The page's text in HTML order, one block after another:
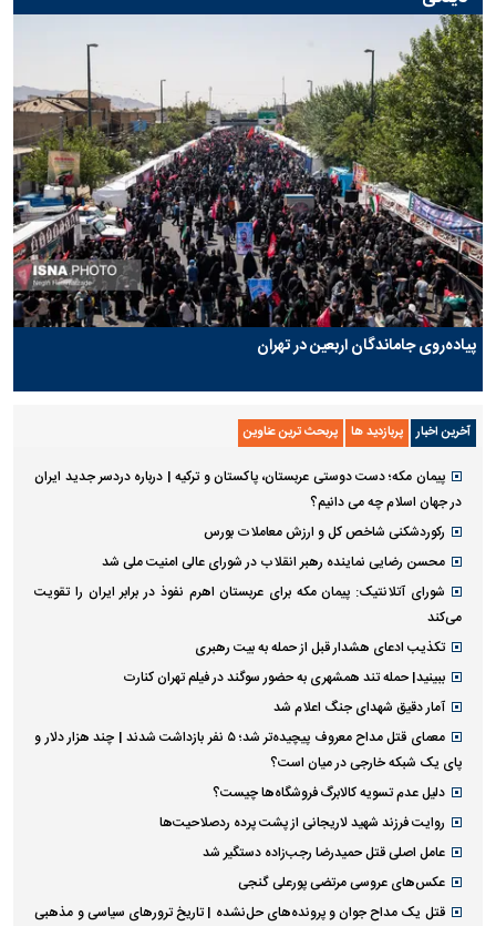
پیاده‌روی جاماندگان اربعین در تهران
آخرین اخبار پربازدید ها پربحث ترین عناوین
پیمان مکه؛ دست دوستی عربستان، پاکستان و ترکیه | درباره دردسر جدید ایران
در جهان اسلام چه می دانیم؟
رکوردشکنی شاخص کل و ارزش معاملات بورس
محسن رضایی نماینده رهبر انقلاب در شورای عالی امنیت ملی شد
شورای آتلانتیک: پیمان مکه برای عربستان اهرم نفوذ در برابر ایران را تقویت
می‌کند
تکذیب ادعای هشدار قبل از حمله به بیت رهبری
ببینید| حمله تند همشهری به حضور سوگند در فیلم تهران کنارت
آمار دقیق شهدای جنگ اعلام شد
معمای قتل مداح معروف پیچیده‌تر شد؛ ۵ نفر بازداشت شدند | چند هزار دلار و
پای یک شبکه خارجی در میان است؟
دلیل عدم تسویه کالابرگ فروشگاه‌ها چیست؟
روایت فرزند شهید لاریجانی از پشت پرده ردصلاحیت‌ها
عامل اصلی قتل حمیدرضا رجب‌زاده دستگیر شد
عکس‌های عروسی مرتضی پورعلی گنجی
قتل یک مداح جوان و پرونده‌های حل‌نشده | تاریخ ترورهای سیاسی و مذهبی